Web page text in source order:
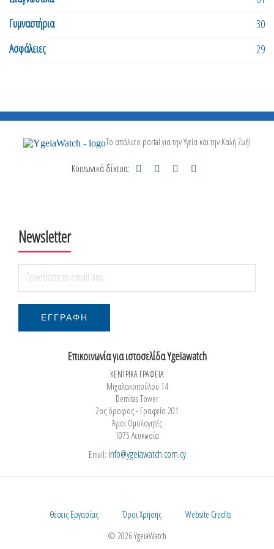
Γυμναστήρια
30
Ασφάλειες
29
Το απόλυτο portal για την Υγεία και την Καλή Ζωή!
Κοινωνικά δίκτυα:
Newsletter
Επικοινωνία για ιστοσελίδα Ygeiawatch
ΚΕΝΤΡΙΚΑ ΓΡΑΦΕΙΑ
Μιχαλακοπούλου 14
Demitas Tower
2ος όροφος - Γραφείο 201
Άγιοι Ομολογητές
1075 Λευκωσία
Email: info@ygeiawatch.com.cy
Θέσεις Εργασίας Όροι Χρήσης
Website Credits
© 2026 YgeiaWatch